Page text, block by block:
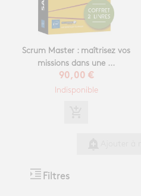
format_indent_increase Filtres
Scrum Master : maîtrisez vos
missions dans une ...
90,00 €
Indisponible